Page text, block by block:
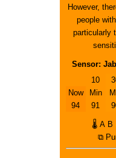
However,
people
particularly
Sensor:
Now
94
10
Min
91
🌡 A B
⧉